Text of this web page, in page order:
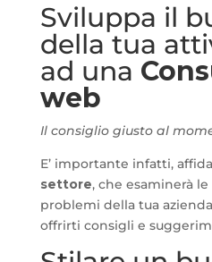
Sviluppa il
della tua
ad una
web
Il consiglio giusto al
E’ importante infatti,
settore, che esaminerà
problemi della tua
offrirti consigli e